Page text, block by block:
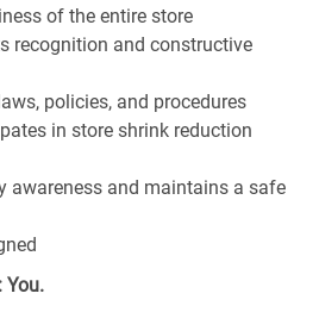
of the entire store
recognition and constructive
policies, and procedures
in store shrink reduction
awareness and maintains a safe
You.